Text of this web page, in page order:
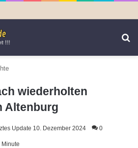
wiederholten
Altenburg
Update 10. Dezember 2024 0